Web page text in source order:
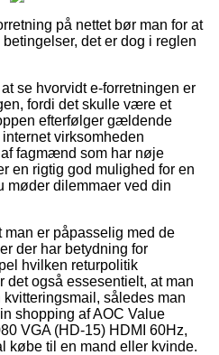
på nettet bør man for at
det er dog i reglen
se hvorvidt e-forretningen er
fordi det skulle være et
efterfølger gældende
virksomheden
fagmænd som har nøje
en rigtig god mulighed for en
møder dilemmaer ved din
man er påpasselig med de
der har betydning for
hvilken returpolitik
det også essesentielt, at man
således man
shopping af AOC Value
VGA (HD-15) HDMI 60Hz,
købe til en mand eller kvinde.